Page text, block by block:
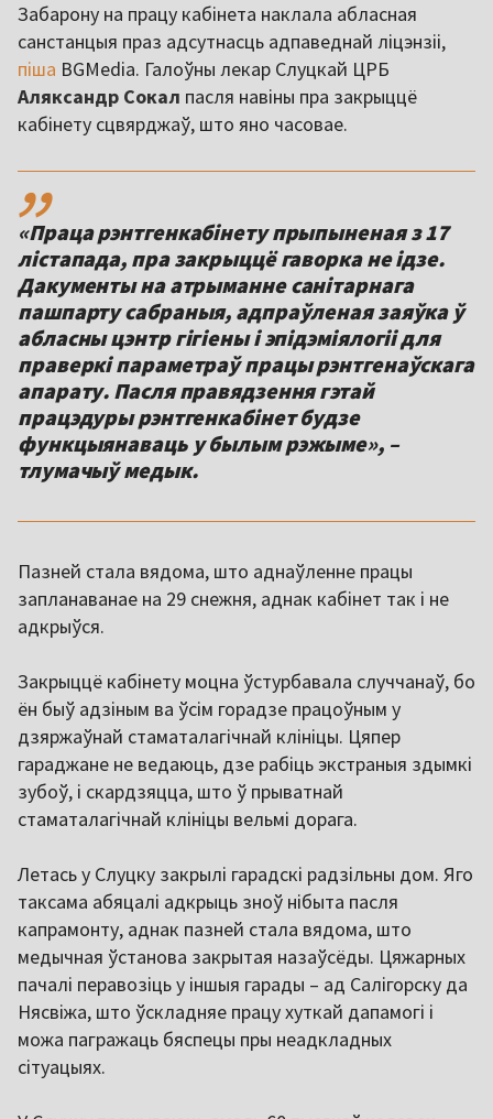
Забарону на працу кабінета наклала абласная
санстанцыя праз адсутнасць адпаведнай ліцэнзіі,
піша BGMedia. Галоўны лекар Слуцкай ЦРБ
Аляксандр Сокал пасля навіны пра закрыццё
кабінету сцвярджаў, што яно часовае.
,,
«Праца рэнтгенкабінету прыпыненая з 17
лістапада, пра закрыццё гаворка не ідзе.
Дакументы на атрыманне санітарнага
пашпарту сабраныя, адпраўленая заяўка ў
абласны цэнтр гігіены і эпідэміялогіі для
праверкі параметраў працы рэнтгенаўскага
апарату. Пасля правядзення гэтай
працэдуры рэнтгенкабінет будзе
функцыянаваць у былым рэжыме», –
тлумачыў медык.
Пазней стала вядома, што аднаўленне працы
запланаванае на 29 снежня, аднак кабінет так і не
адкрыўся.
Закрыццё кабінету моцна ўстурбавала случчанаў, бо
ён быў адзіным ва ўсім горадзе працоўным у
дзяржаўнай стаматалагічнай клініцы. Цяпер
гараджане не ведаюць, дзе рабіць экстраныя здымкі
зубоў, і скардзяцца, што ў прыватнай
стаматалагічнай клініцы вельмі дорага.
Летась у Слуцку закрылі гарадскі радзільны дом. Яго
таксама абяцалі адкрыць зноў нібыта пасля
капрамонту, аднак пазней стала вядома, што
медычная ўстанова закрытая назаўсёды. Цяжарных
пачалі перавозіць у іншыя гарады – ад Салігорску да
Нясвіжа, што ўскладняе працу хуткай дапамогі і
можа пагражаць бяспецы пры неадкладных
сітуацыях.